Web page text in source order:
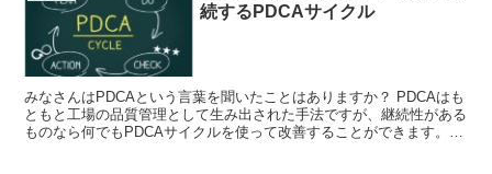
続するPDCAサイクル
みなさんはPDCAという言葉を聞いたことはありますか？ PDCAはも
ともと工場の品質管理として生み出された手法ですが、継続性がある
ものなら何でもPDCAサイクルを使って改善することができます。